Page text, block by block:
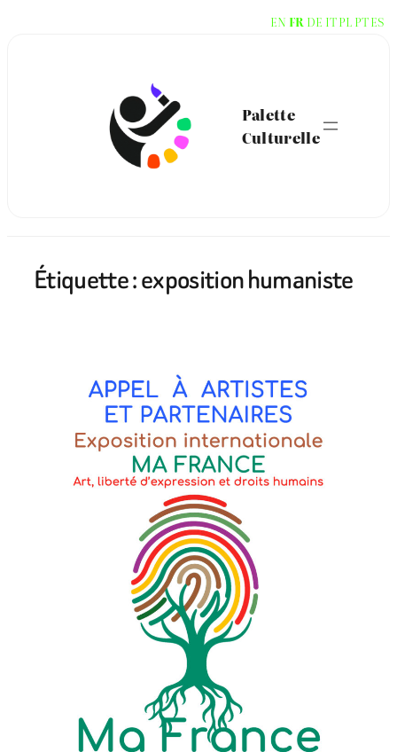
Palette
Culturelle
Étiquette :exposition humaniste
EN FR DE ITPL PTES